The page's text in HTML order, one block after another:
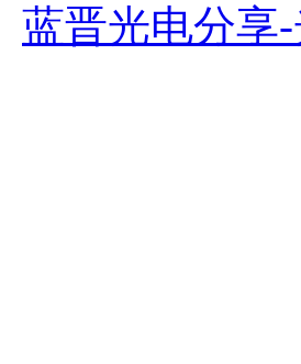
蓝晋光电分享